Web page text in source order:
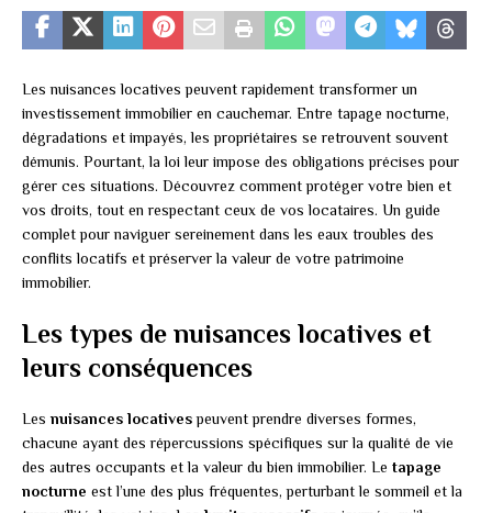
Les nuisances locatives peuvent rapidement transformer un
investissement immobilier en cauchemar. Entre tapage nocturne,
dégradations et impayés, les propriétaires se retrouvent souvent
démunis. Pourtant, la loi leur impose des obligations précises pour
gérer ces situations. Découvrez comment protéger votre bien et
vos droits, tout en respectant ceux de vos locataires. Un guide
complet pour naviguer sereinement dans les eaux troubles des
conflits locatifs et préserver la valeur de votre patrimoine
immobilier.
Les types de nuisances locatives et
leurs conséquences
Les nuisances locativespeuvent prendre diverses formes,
chacune ayant des répercussions spécifiques sur la qualité de vie
des autres occupants et la valeur du bien immobilier. Le tapage
nocturne est l’une des plus fréquentes, perturbant le sommeil et la